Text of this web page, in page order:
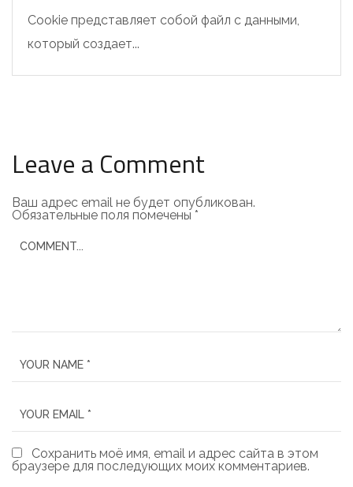
Cookie представляет собой файл с данными,
который создает...
Leave a Comment
Ваш адрес email не будет опубликован.
Обязательные поля помечены *
Сохранить моё имя, email и адрес сайта в этом
браузере для последующих моих комментариев.